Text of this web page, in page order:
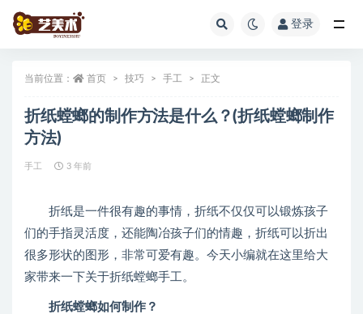
登录
当前位置： 首页 技巧 手工 正文
折纸螳螂的制作方法是什么？(折纸螳螂制作
方法)
手工 3 年前
折纸是一件很有趣的事情，折纸不仅仅可以锻炼孩子
们的手指灵活度，还能陶冶孩子们的情趣，折纸可以折出
很多形状的图形，非常可爱有趣。今天小编就在这里给大
家带来一下关于折纸螳螂手工。
折纸螳螂如何制作？